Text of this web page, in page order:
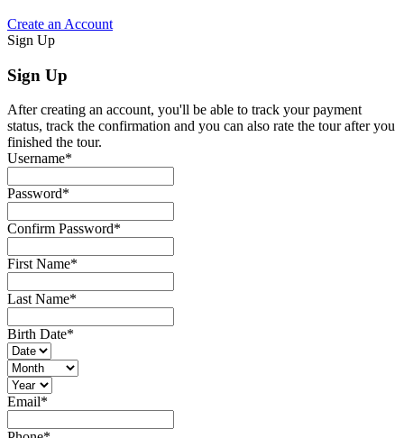
Create an Account
Sign Up
Sign Up
After creating an account, you'll be able to track your payment
status, track the confirmation and you can also rate the tour after you
finished the tour.
Username*
Password*
Confirm Password*
First Name*
Last Name*
Birth Date*
Email*